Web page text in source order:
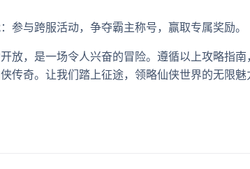
参与跨服活动，争夺霸主称号，赢取专属奖励。
放，是一场令人兴奋的冒险。遵循以上攻略指
传奇。让我们踏上征途，领略仙侠世界的无限魅